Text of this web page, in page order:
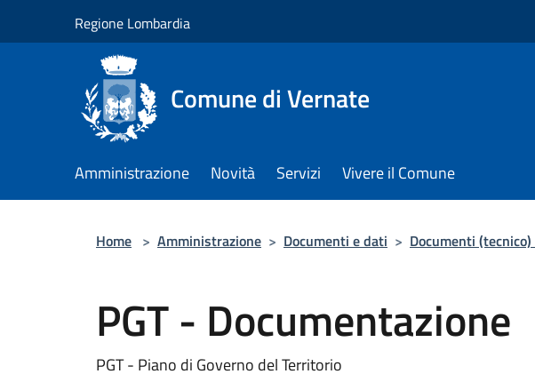
Regione Lombardia
Comune di Vernate
Amministrazione Novità Servizi Vivere il Comune
Home > Amministrazione > Documenti e dati > Documenti
PGT - Documentazione
PGT - Piano di Governo del Territorio